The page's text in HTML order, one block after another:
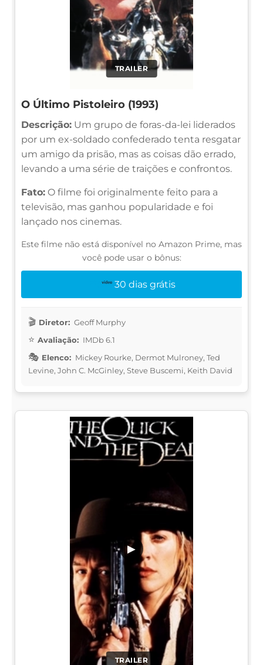
TRAILER
O Último Pistoleiro (1993)
Descrição: Um grupo de foras-da-lei liderados
por um ex-soldado confederado tenta resgatar
um amigo da prisão, mas as coisas dão errado,
levando a uma série de traições e confrontos.
Fato: O filme foi originalmente feito para a
televisão, mas ganhou popularidade e foi
lançado nos cinemas.
Este filme não está disponível no Amazon Prime, mas
você pode usar o bônus:
30 dias grátis
Diretor: Geoff Murphy
Avaliação: IMDb 6.1
Elenco: Mickey Rourke, Dermot Mulroney, Ted
Levine, John C. McGinley, Steve Buscemi, Keith David
TRAILER
▶